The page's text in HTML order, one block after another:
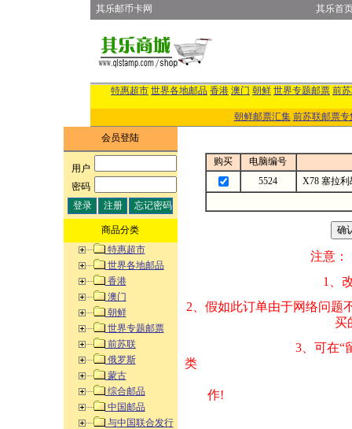
其乐邮币卡网 其乐首
特惠超市 世界各地邮品 香港 澳门 朝鲜 世界专题邮票 前
朝鲜邮票汇集 前苏联邮票专
会员登陆
用户:
密码:
商品分类
特惠超市
世界各地邮品
香港
澳门
朝鲜
世界专题邮票
前苏联
俄罗斯
蒙古
综合邮品
中国邮品
与中国联合发行
购买
电脑编号
5524
X78 塞拉
注意：
1、改变商品数量
2、假如此订单由
买的邮品的“
3、可在“
类 方式告之
作!